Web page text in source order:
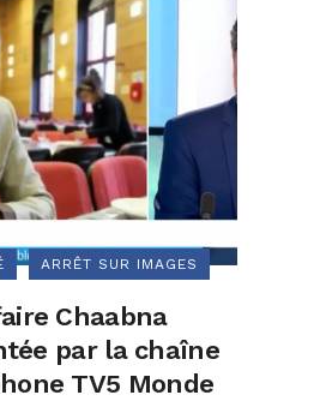
ARRÊT SUR IMAGES
Chaabna
par la chaîne
TV5 Monde